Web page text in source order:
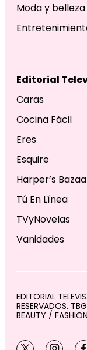
Moda y belleza
Editorial
Caras
Cocina Fácil
Eres
Esquire
Harper’s
Tú En Línea
TVyNovelas
Vanidades
EDITORIAL
RESERVADOS.
BEAUTY / FASHION